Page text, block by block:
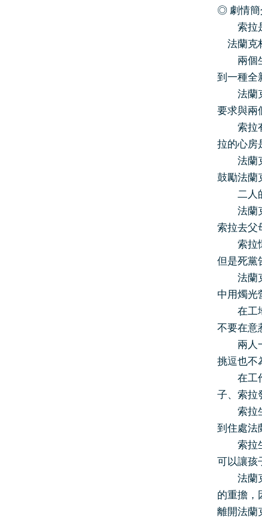
◎ 劇情簡
索拉是
法蘭克
兩個生
到一種全
法蘭克
要求與兩
索拉有
拉的心房
法蘭克
鼓勵法蘭
二人的
法蘭克
索拉去父
索拉懷
但是死黨
法蘭克
中用燭光
在工地
不要在意
兩人一
挑逗也不
在工作
子、索拉
索拉生
到住處法
索拉生
可以讓孩
法蘭克
的重擔，
離開法蘭